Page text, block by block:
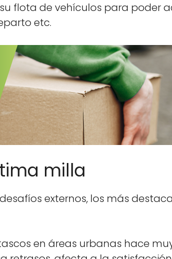
flota de vehícu­los para poder
etc.
milla
exter­nos, los más
en áreas urbanas hace